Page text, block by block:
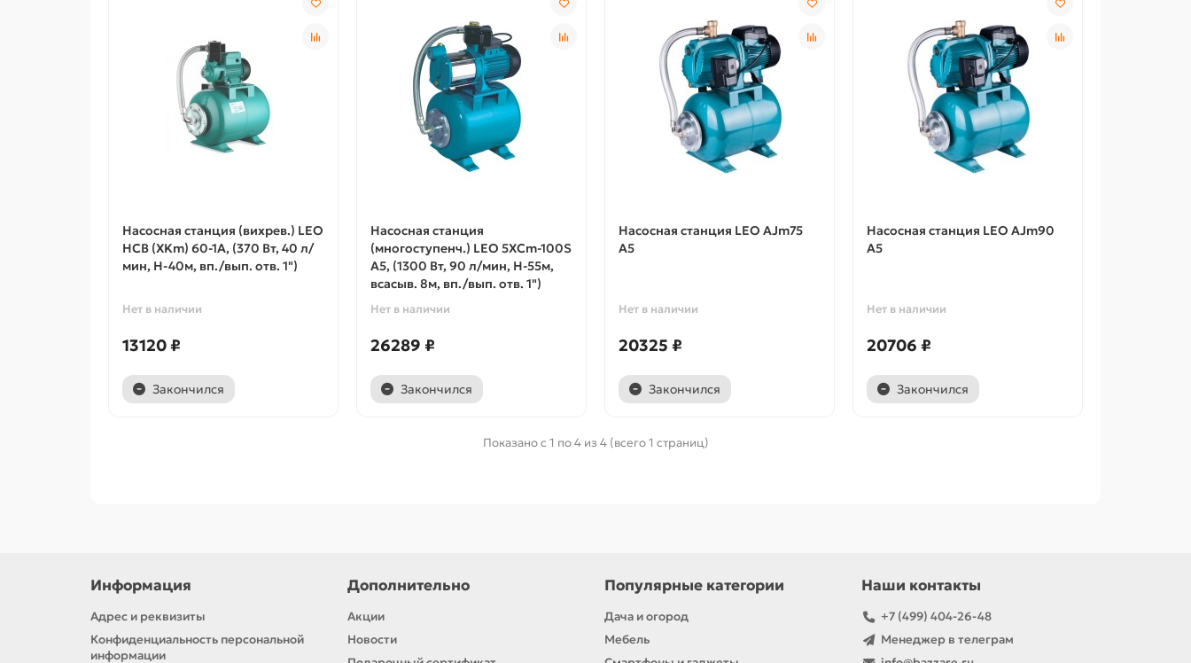
Насосная станция (вихрев.) LEO
НСВ (XKm) 60-1А, (370 Вт, 40 л/
мин, H-40м, вп./вып. отв. 1")
Нет в наличии
13120 ₽
Закончился
Насосная станция
(многоступенч.) LEO 5XCm-100S
A5, (1300 Вт, 90 л/мин, Н-55м,
всасыв. 8м, вп./вып. отв. 1")
Нет в наличии
26289 ₽
Закончился
Насосная станция LEO AJm75
A5
Нет в наличии
20325 ₽
Закончился
Насосная станция LEO AJm90
A5
Нет в наличии
20706 ₽
Закончился
Показано с 1 по 4 из 4 (всего 1 страниц)
Информация
Адрес и реквизиты
Конфиденциальность персональной
информации
Дополнительно
Акции
Новости
Популярные категории
Дача и огород
Мебель
Наши контакты
+7 (499) 404-26-48
Менеджер в телеграм